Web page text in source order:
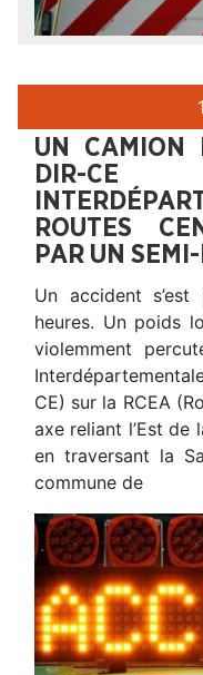
UN CAMION
DIR-CE
ROUTES
PAR UN
Un accident
heures. Un poids
violemment
CE) sur la RCEA
axe reliant l’Est de
en traversant la
commune de